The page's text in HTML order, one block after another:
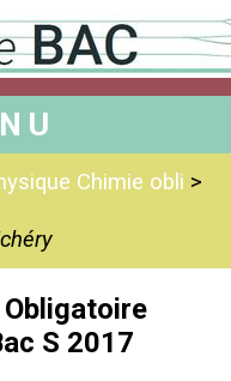
Chimie obli >
S 2017